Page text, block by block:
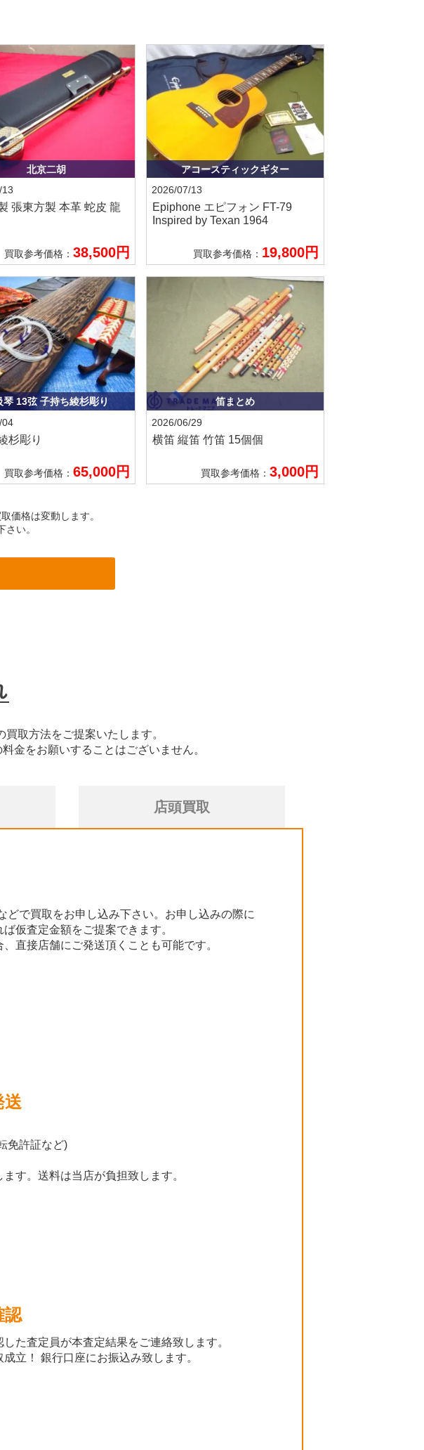
北京二胡
張東方製 本革 蛇皮 龍
買取参考価格：38,500円
アコースティックギター
2026/07/13
Epiphone エピフォン FT-79
Inspired by Texan 1964
買取参考価格： 19,800円
琴 13弦 子持ち綾杉彫り
04
杉彫り
買取参考価格：65,000円
笛まとめ
2026/06/29
横笛 縦笛 竹笛 15個個
買取参考価格： 3,000円
価格は変動します。
い。
取方法をご提案いたします。
金をお願いすることはございません。
店頭買取
どで買取をお申し込み下さい。お申し込みの際に
仮査定金額をご提案できます。
直接店舗にご発送頂くことも可能です。
送
免許証など)
す。送料は当店が負担致します。
認
た査定員が本査定結果をご連絡致します。
立！ 銀行口座にお振込み致します。